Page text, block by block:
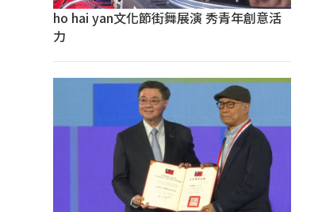
ho hai yan文化節街舞展演 秀青年創意活
力